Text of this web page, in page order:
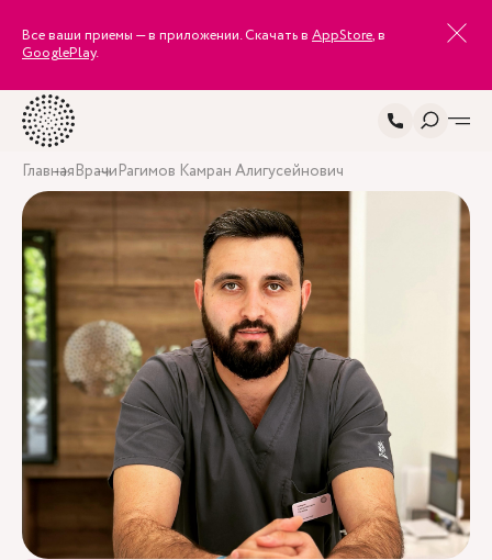
Все ваши приемы — в приложении. Скачать в AppStore, в
GooglePlay.
ГлавнаяВрачиРагимов Камран Алигусейнович